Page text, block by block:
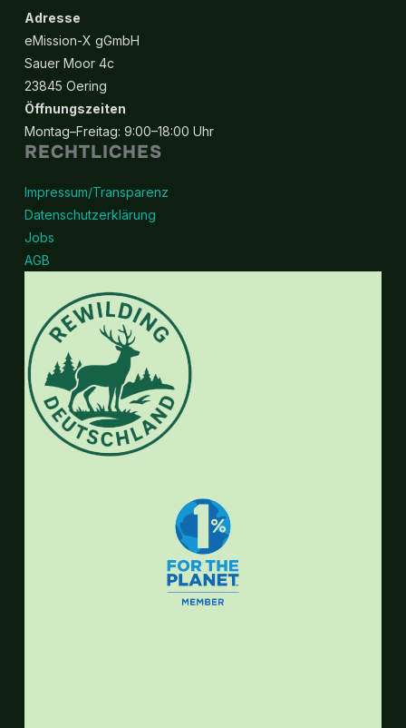
Adresse
eMission-X gGmbH
Sauer Moor 4c
23845 Oering
Öffnungszeiten
Montag–Freitag: 9:00–18:00 Uhr
RECHTLICHES
Impressum/Transparenz
Datenschutzerklärung
Jobs
AGB